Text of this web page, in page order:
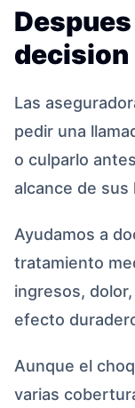
Las
pedir una
o culparlo
alcance de sus
Ayudamos a
tratamiento
ingresos,
efecto
Aunque el
varias